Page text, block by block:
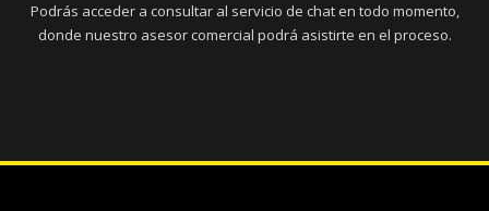
Podrás acceder a consultar al servicio de chat en todo momento,
donde nuestro asesor comercial podrá asistirte en el proceso.